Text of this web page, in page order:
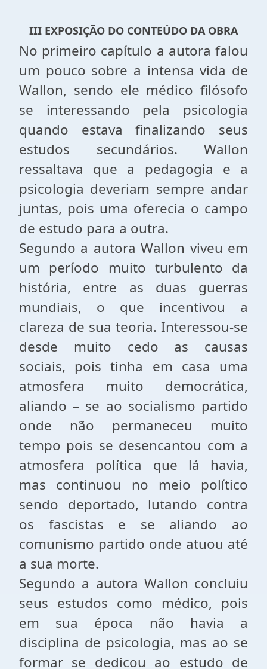
III EXPOSIÇÃO DO CONTEÚDO DA OBRA
No primeiro capítulo a autora falou
um pouco sobre a intensa vida de
Wallon, sendo ele médico filósofo
se interessando pela psicologia
quando estava finalizando seus
estudos secundários. Wallon
ressaltava que a pedagogia e a
psicologia deveriam sempre andar
juntas, pois uma oferecia o campo
de estudo para a outra.
Segundo a autora Wallon viveu em
um período muito turbulento da
história, entre as duas guerras
mundiais, o que incentivou a
clareza de sua teoria. Interessou-se
desde muito cedo as causas
sociais, pois tinha em casa uma
atmosfera muito democrática,
aliando – se ao socialismo partido
onde não permaneceu muito
tempo pois se desencantou com a
atmosfera política que lá havia,
mas continuou no meio político
sendo deportado, lutando contra
os fascistas e se aliando ao
comunismo partido onde atuou até
a sua morte.
Segundo a autora Wallon concluiu
seus estudos como médico, pois
em sua época não havia a
disciplina de psicologia, mas ao se
formar se dedicou ao estudo de